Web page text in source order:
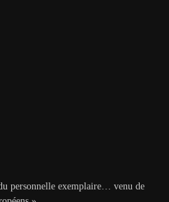
personnelle exemplaire… venu de